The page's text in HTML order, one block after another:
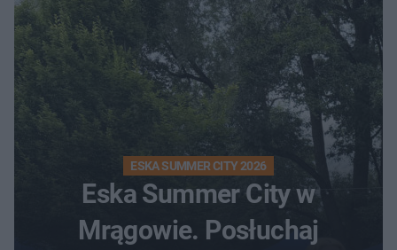
ESKA SUMMER CITY 2026
Eska Summer City w
Mrągowie. Posłuchaj